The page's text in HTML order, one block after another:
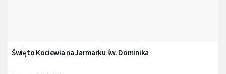
Święto Kociewia na Jarmarku św. Dominika